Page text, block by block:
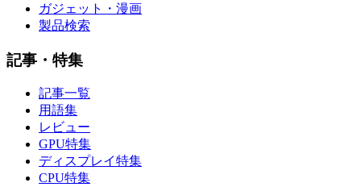
ガジェット・漫画
製品検索
記事・特集
記事一覧
用語集
レビュー
GPU特集
ディスプレイ特集
CPU特集